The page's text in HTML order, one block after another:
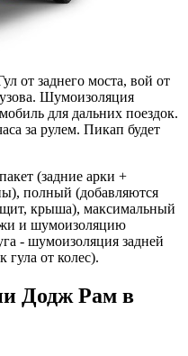
от заднего моста, вой от
Шумоизоляция
для дальних поездок.
за рулем. Пикап будет
(задние арки +
полный (добавляются
крыша), максимальный
и шумоизоляцию
- шумоизоляция задней
от колес).
Додж Рам в